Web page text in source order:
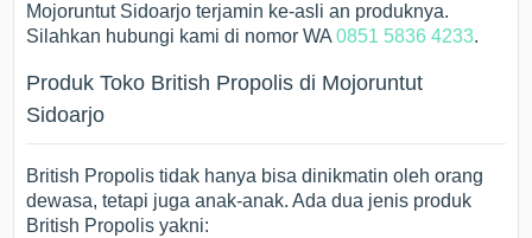
Mojoruntut Sidoarjo terjamin ke-asli an produknya.
Silahkan hubungi kami di nomor WA0851 5836 4233.
Produk Toko British Propolis di Mojoruntut
Sidoarjo
British Propolis tidak hanya bisa dinikmatin oleh orang
dewasa, tetapi juga anak-anak. Ada dua jenis produk
British Propolis yakni: